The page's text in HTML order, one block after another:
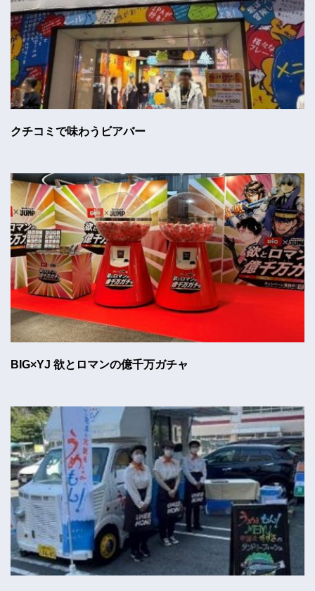
クチコミで味わうビアバー
BIG×YJ 欲とロマンの億千万ガチャ